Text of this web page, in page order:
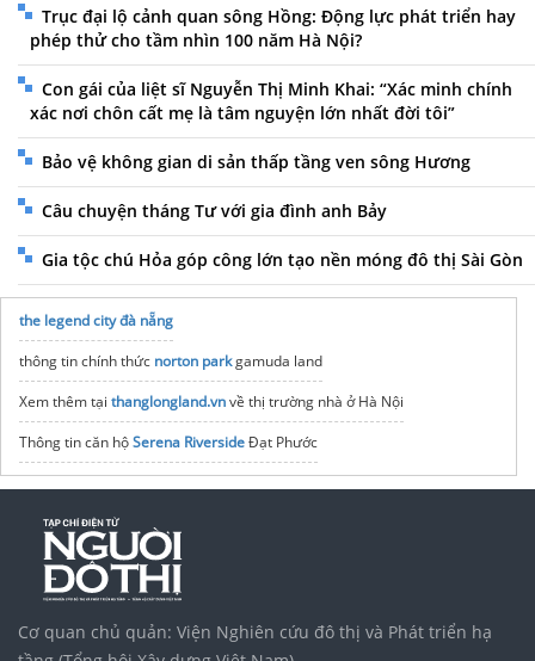
Trục đại lộ cảnh quan sông Hồng: Động lực phát triển hay
phép thử cho tầm nhìn 100 năm Hà Nội?
Con gái của liệt sĩ Nguyễn Thị Minh Khai: “Xác minh chính
xác nơi chôn cất mẹ là tâm nguyện lớn nhất đời tôi”
Bảo vệ không gian di sản thấp tầng ven sông Hương
Câu chuyện tháng Tư với gia đình anh Bảy
Gia tộc chú Hỏa góp công lớn tạo nền móng đô thị Sài Gòn
the legend city đà nẵng
thông tin chính thức norton parkgamuda land
Xem thêm tại thanglongland.vnvề thị trường nhà ở Hà Nội
Thông tin căn hộSerena RiversideĐạt Phước
Vinhomes Vũ Yên Hải Phòng
Bất động sản
Vinhomes Saigon Park
Tập đoàn Bcons Group
địa điểm du lịch Tết gần Sài Gòn
Refer to all ideas about Indochina tours before traveling
Cơ quan chủ quản: Viện Nghiên cứu đô thị và Phát triển hạ